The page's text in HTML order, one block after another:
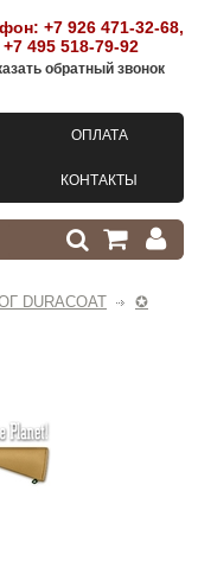
+7 926 471-32-68,
+7 495 518-79-92
обратный звонок
ОПЛАТА
КОНТАКТЫ
DURACOAT
✪